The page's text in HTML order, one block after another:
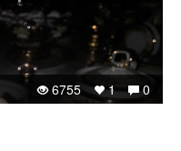
0
1
6755